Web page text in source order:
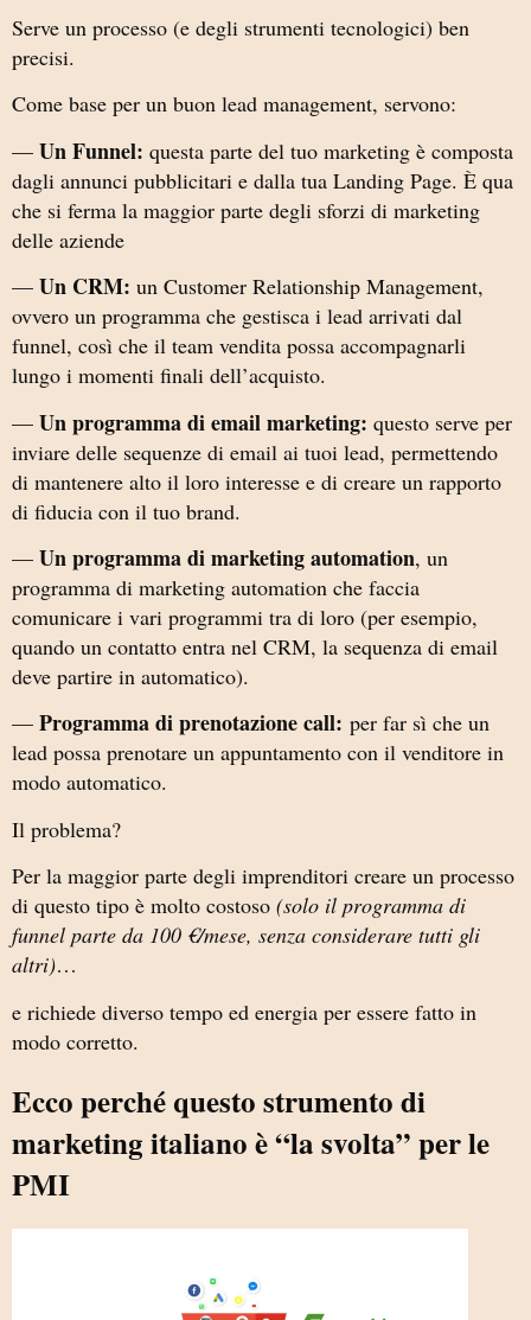
Serve un processo (e degli strumenti tecnologici) ben
precisi.
Come base per un buon lead management, servono:
— Un Funnel: questa parte del tuo marketing è composta
dagli annunci pubblicitari e dalla tua Landing Page. È qua
che si ferma la maggior parte degli sforzi di marketing
delle aziende
— Un CRM: un Customer Relationship Management,
ovvero un programma che gestisca i lead arrivati dal
funnel, così che il team vendita possa accompagnarli
lungo i momenti finali dell’acquisto.
— Un programma di email marketing: questo serve per
inviare delle sequenze di email ai tuoi lead, permettendo
di mantenere alto il loro interesse e di creare un rapporto
di fiducia con il tuo brand.
— Un programma di marketing automation, un
programma di marketing automation che faccia
comunicare i vari programmi tra di loro (per esempio,
quando un contatto entra nel CRM, la sequenza di email
deve partire in automatico).
— Programma di prenotazione call: per far sì che un
lead possa prenotare un appuntamento con il venditore in
modo automatico.
Il problema?
Per la maggior parte degli imprenditori creare un processo
di questo tipo è molto costoso (solo il programma di
funnel parte da 100 €/mese, senza considerare tutti gli
altri)…
e richiede diverso tempo ed energia per essere fatto in
modo corretto.
Ecco perché questo strumento di
marketing italiano è “la svolta” per le
PMI